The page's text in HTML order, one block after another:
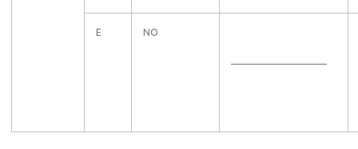
E NO
——————————